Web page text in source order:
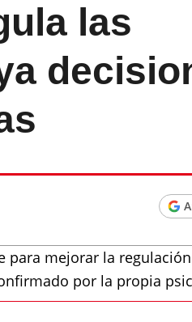
las
para mejorar la
por la propia